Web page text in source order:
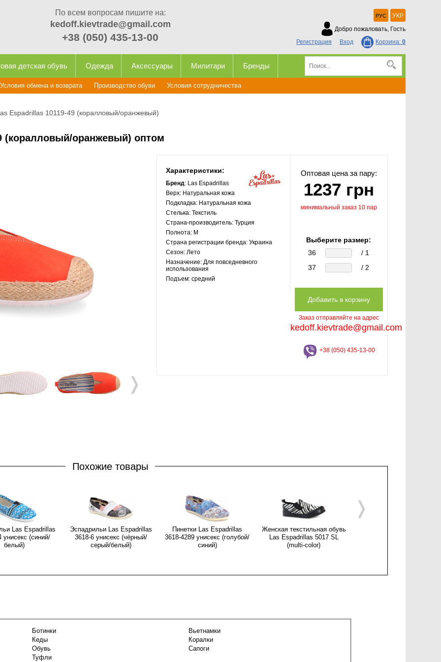
По всем вопросам пишите на:
kedoff.kievtrade@gmail.com
+38 (050) 435-13-00
РУС
УКР
Добро пожаловать, Гость
Регистрация
Вход Корзина: 0
детская обувь Одежда Аксессуары Милитари Бренды
Условия обмена и возврата Производство обуви Условия сотрудничества
Espadrillas 10119-49 (коралловый/оранжевый)
(коралловый/оранжевый) оптом
❭
Характеристики:
Бренд: Las Espadrillas
Верх: Натуральная кожа
Подкладка: Натуральная кожа
Стелька: Текстиль
Страна-производитель: Турция
Полнота: M
Страна регистрации бренда: Украина
Сезон: Лето
Назначение: Для повседневного
использования
Подъем: средний
Оптовая цена за пару:
1237 грн
минимальный заказ 10 пар
Выберите размер:
36
/ 1
37
/ 2
Заказ отправляйте на адрес
kedoff.kievtrade@gmail.com
+38 (050) 435-13-00
Похожие товары
Las Espadrillas
унисекс (синий/
белый)
Эспадрильи Las Espadrillas
3618-6 унисекс (чёрный/
серый/белый)
Пинетки Las Espadrillas
3618-4289 унисекс (голубой/
синий)
Женская текстильная обувь
Las Espadrillas 5017 SL
(multi-color)
❭
Ботинки
Вьетнамки
Кеды
Коралки
Обувь
Сапоги
Туфли